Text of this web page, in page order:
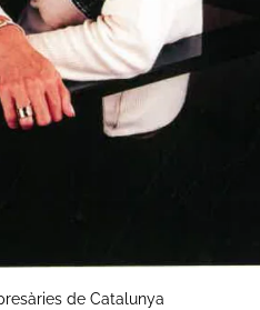
de Catalunya